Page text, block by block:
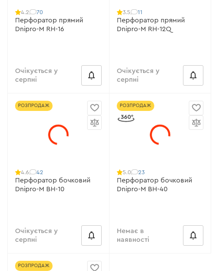
4.2 70
Перфоратор прямий
Dnipro-M RH-16
Очікується у
серпні
3.5 11
Перфоратор прямий
Dnipro-M RH-12Q
Очікується у
серпні
РОЗПРОДАЖ
4.6 42
Перфоратор бочковий
Dnipro-M BH-10
Очікується у
серпні
РОЗПРОДАЖ
5.0 23
Перфоратор бочковий
Dnipro-M BH-40
Немає в
наявності
РОЗПРОДАЖ